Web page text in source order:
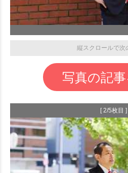
縦スクロールで次
写真の記
[ 2/5枚目 ]